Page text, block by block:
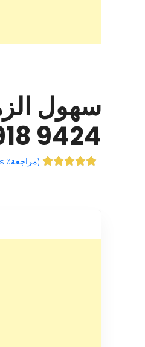
9424 4918
(مراجعة٪ s